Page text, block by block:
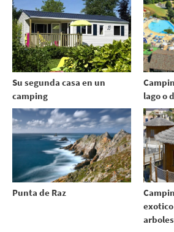
Su segunda casa en un
camping
lago o
Punta de Raz